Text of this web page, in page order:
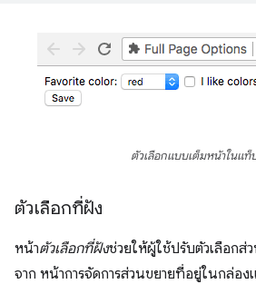
ตัวเลือกแบบเต็มหน้าในแท็
ตัวเลือกที่ฝัง
หน้าตัวเลือกที่ฝังช่วยให้ผู้ใช้ปรับตัวเลือกส่
จาก หน้าการจัดการส่วนขยายที่อยู่ในกล่อ